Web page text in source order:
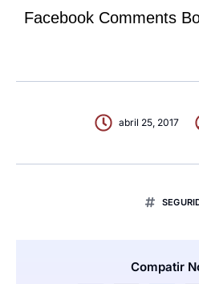
Facebook Comments
abril 25, 2017
Compatir